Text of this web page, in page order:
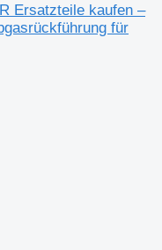
Ersatzteile kaufen –
für